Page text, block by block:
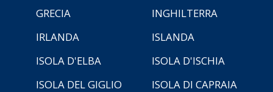
GRECIA
INGHILTERRA
IRLANDA
ISLANDA
ISOLA D'ELBA
ISOLA D'ISCHIA
ISOLA DEL GIGLIO
ISOLA DI CAPRAIA